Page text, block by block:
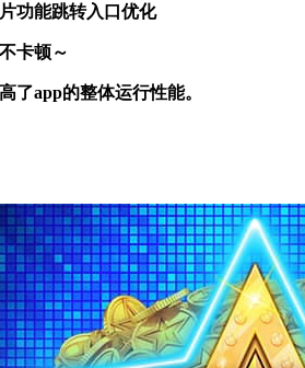
功能跳转入口优化
卡顿～
了app的整体运行性能。